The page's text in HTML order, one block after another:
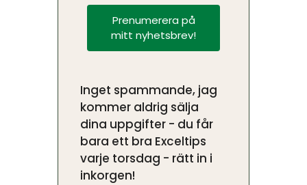
Prenumerera på
mitt nyhetsbrev!
Inget spammande, jag
kommer aldrig sälja
dina uppgifter - du får
bara ett bra Exceltips
varje torsdag - rätt in i
inkorgen!